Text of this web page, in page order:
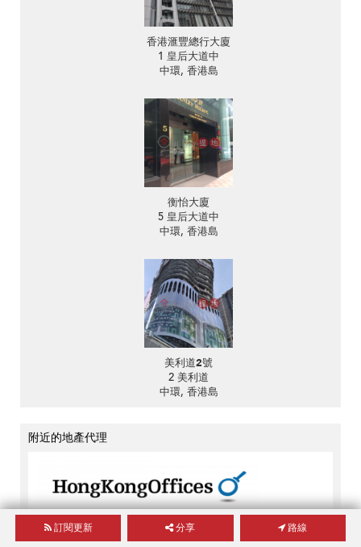
香港滙豐總行大廈
1 皇后大道中
中環, 香港島
衡怡大廈
5 皇后大道中
中環, 香港島
美利道2號
2 美利道
中環, 香港島
附近的地產代理
香港商業樓宇
金鐘夏慤道18號
訂閱更新 分享 路線